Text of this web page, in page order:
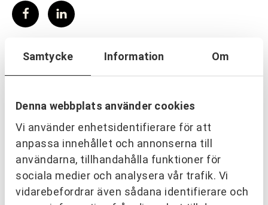
Samtycke Information Om
Denna webbplats använder cookies
Vi använder enhetsidentifierare för att
anpassa innehållet och annonserna till
användarna, tillhandahålla funktioner för
sociala medier och analysera vår trafik. Vi
vidarebefordrar även sådana identifierare och
EVENT & AKTIVITETER PROFIL & KOMMUNIKATION
OM URKRAFT
SENASTE NYHETERNA